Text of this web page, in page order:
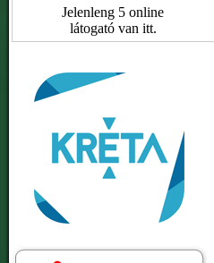
Jelenleng 5 online
látogató van itt.